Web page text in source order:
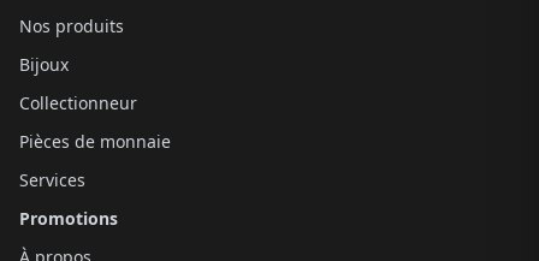
Nos produits
Bijoux
Collectionneur
Pièces de monnaie
Services
Promotions